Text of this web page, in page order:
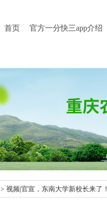
首页 官方一分快三app介绍
> 视频|官宣，东南大学新校长来了！